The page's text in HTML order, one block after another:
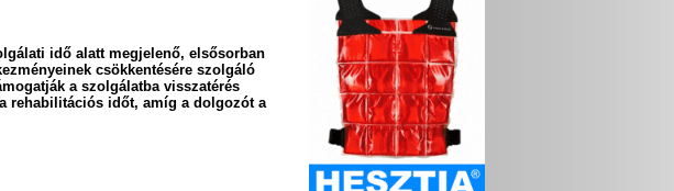
idő alatt megjelenő, elsősorban
csökkentésére szolgáló
a szolgálatba visszatérés
rehabilitációs időt, amíg a dolgozót a